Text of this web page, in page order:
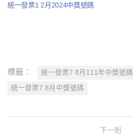
統一發票1 2月2024中獎號碼
標籤： 統一發票7 8月111年中獎號碼
統一發票7 8月中獎號碼
下一則